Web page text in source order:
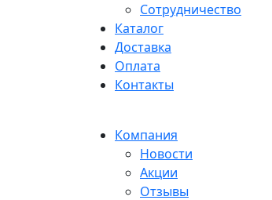
Сотрудничество
Каталог
Доставка
Оплата
Контакты
Компания
Новости
Акции
Отзывы